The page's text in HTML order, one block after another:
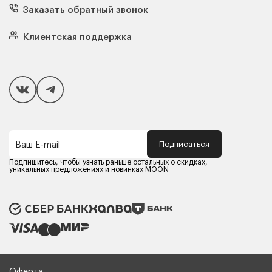
Кресла
Матрасы
Подушки
Чехлы и наматрасники
Покупателям
Способы оплаты
Компания MOON
Оферта
Политика конфиденциальности
Карьера в MOON
Заказать обратный звонок
Клиентская поддержка
Ваш E-mail Подписаться
Подпишитесь, чтобы узнать раньше остальных о скидках,
уникальных предложениях и новинках MOON